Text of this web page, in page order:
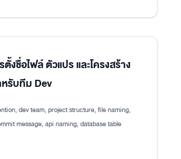
ตั้งชื่อไฟล์ ตัวแปร และโครงสร้าง
หรับทีม Dev
dev team, project structure, file naming,
message, api naming, database table